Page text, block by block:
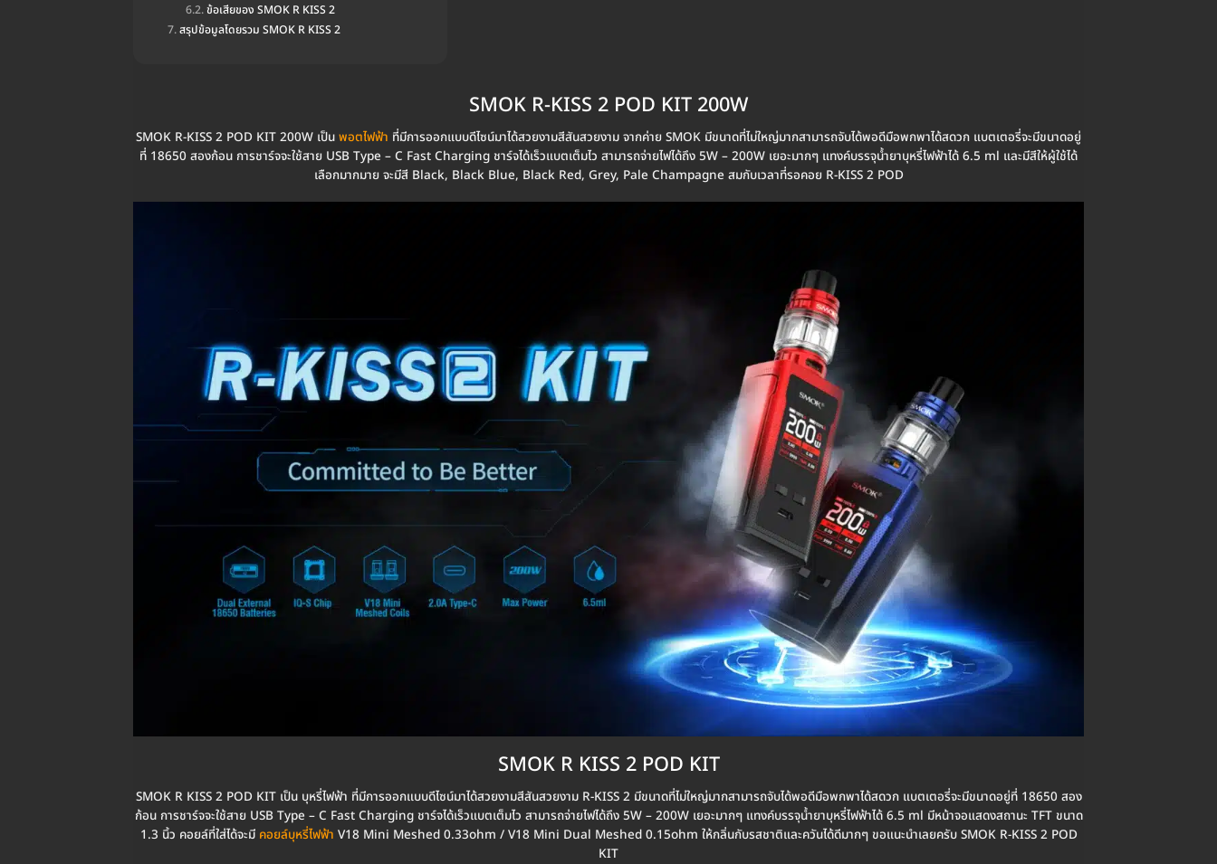
ข้อเสียของ SMOK R KISS 2
สรุปข้อมูลโดยรวม SMOK R KISS 2
SMOK R-KISS 2 POD KIT 200W
SMOK R-KISS 2 POD KIT 200W เป็น พอตไฟฟ้า ที่มีการออกแบบดีไซน์มาได้สวยงามสีสันสวยงาม จากค่าย SMOK มีขนาดที่ไม่ใหญ่มากสามารถจับได้พอดีมือพกพาได้สดวก แบตเตอรี่จะมีขนาดอยู่
ที่ 18650 สองก้อน การชาร์จจะใช้สาย USB Type – C Fast Charging ชาร์จได้เร็วแบตเต็มไว สามารถจ่ายไฟได้ถึง 5W – 200W เยอะมากๆ แทงค์บรรจุน้ำยาบุหรี่ไฟฟ้าได้ 6.5 ml และมีสีให้ผู้ใช้ได้
เลือกมากมาย จะมีสี Black, Black Blue, Black Red, Grey, Pale Champagne สมกับเวลาที่รอคอย R-KISS 2 POD
SMOK R KISS 2 POD KIT
SMOK R KISS 2 POD KIT เป็น บุหรี่ไฟฟ้า ที่มีการออกแบบดีไซน์มาได้สวยงามสีสันสวยงาม R-KISS 2 มีขนาดที่ไม่ใหญ่มากสามารถจับได้พอดีมือพกพาได้สดวก แบตเตอรี่จะมีขนาดอยู่ที่ 18650 สอง
ก้อน การชาร์จจะใช้สาย USB Type – C Fast Charging ชาร์จได้เร็วแบตเต็มไว สามารถจ่ายไฟได้ถึง 5W – 200W เยอะมากๆ แทงค์บรรจุน้ำยาบุหรี่ไฟฟ้าได้ 6.5 ml มีหน้าจอแสดงสถานะ TFT ขนาด
1.3 นิ้ว คอยล์ที่ใส่ได้จะมี คอยล์บุหรี่ไฟฟ้า V18 Mini Meshed 0.33ohm / V18 Mini Dual Meshed 0.15ohm ให้กลิ่นกับรสชาติและควันได้ดีมากๆ ขอแนะนำเลยครับ SMOK R-KISS 2 POD
KIT